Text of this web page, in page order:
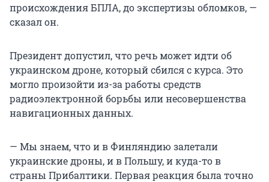
происхождения БПЛА, до экспертизы обломков, —
сказал он.
Президент допустил, что речь может идти об
украинском дроне, который сбился с курса. Это
могло произойти из-за работы средств
радиоэлектронной борьбы или несовершенства
навигационных данных.
— Мы знаем, что и в Финляндию залетали
украинские дроны, и в Польшу, и куда-то в
страны Прибалтики. Первая реакция была точно